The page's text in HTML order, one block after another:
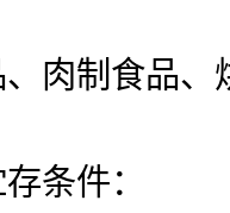
肉制食品
条件：